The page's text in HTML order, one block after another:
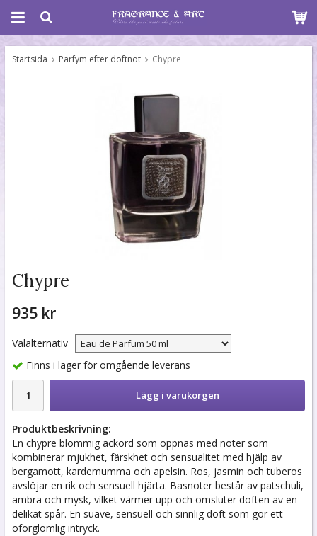
Startsida Parfym efter doftnot Chypre
Chypre
935 kr
Valalternativ
Finns i lager för omgående leverans
Lägg i varukorgen
Produktbeskrivning:
En chypre blommig ackord som öppnas med noter som
kombinerar mjukhet, färskhet och sensualitet med hjälp av
bergamott, kardemumma och apelsin. Ros, jasmin och tuberos
avslöjar en rik och sensuell hjärta. Basnoter består av patschuli,
ambra och mysk, vilket värmer upp och omsluter doften av en
delikat spår. En suave, sensuell och sinnlig doft som gör ett
oförglömlig intryck.